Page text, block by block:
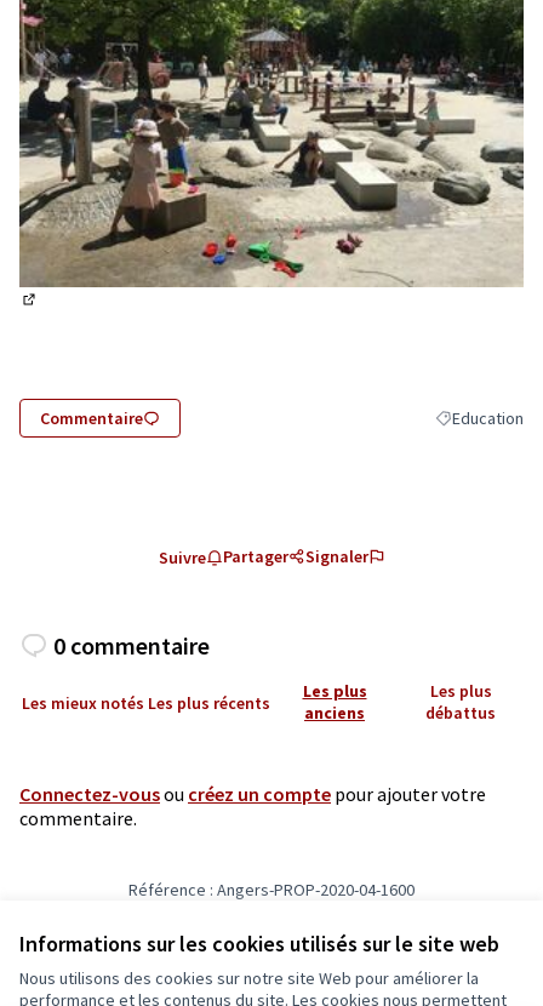
Informations sur les cookies utilisés sur le site web
Nous utilisons des cookies sur notre site Web pour améliorer la
performance et les contenus du site. Les cookies nous permettent
Commentaire Filtrer les
Education
Suivre Partager Signaler
0 commentaire
Les mieux notés Les plus récents
Les plus
anciens
Les plus
débattus
Connectez-vousou créez un compte pour ajouter votre
commentaire.
Référence : Angers-PROP-2020-04-1600
Conditions d'utilisation